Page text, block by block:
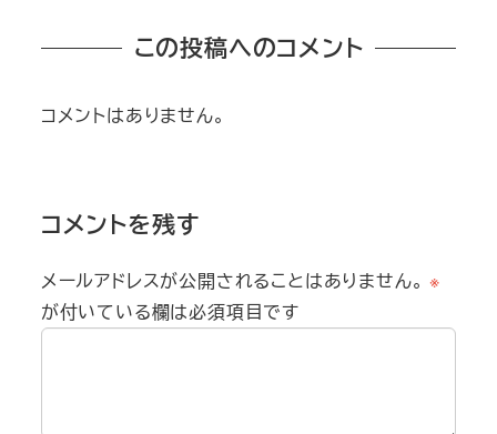
この投稿へのコメント
コメントはありません。
コメントを残す
メールアドレスが公開されることはありません。 ※
が付いている欄は必須項目です